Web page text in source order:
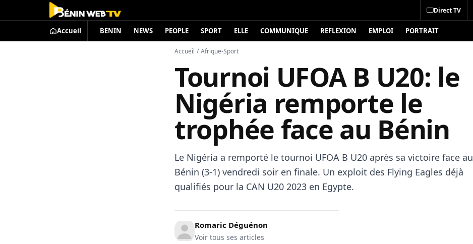
Direct TV
Accueil BENIN NEWS PEOPLE SPORT ELLE COMMUNIQUE REFLEXION EMPLOI PORTRAIT
Accueil / Afrique-Sport
Tournoi UFOA B U20: le
Nigéria remporte le
trophée face au Bénin
Le Nigéria a remporté le tournoi UFOA B U20 après sa victoire face au
Bénin (3-1) vendredi soir en finale. Un exploit des Flying Eagles déjà
qualifiés pour la CAN U20 2023 en Egypte.
Romaric Déguénon
Voir tous ses articles